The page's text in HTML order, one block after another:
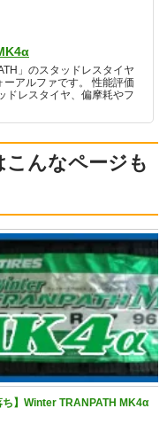
」のスタッドレスタイヤ
アルファです。 性能評価
ドレスタイヤ、偏摩耗やフ
落ち】Winter TRANPATH MK4α
んなページも
ち】Winter TRANPATH MK4α